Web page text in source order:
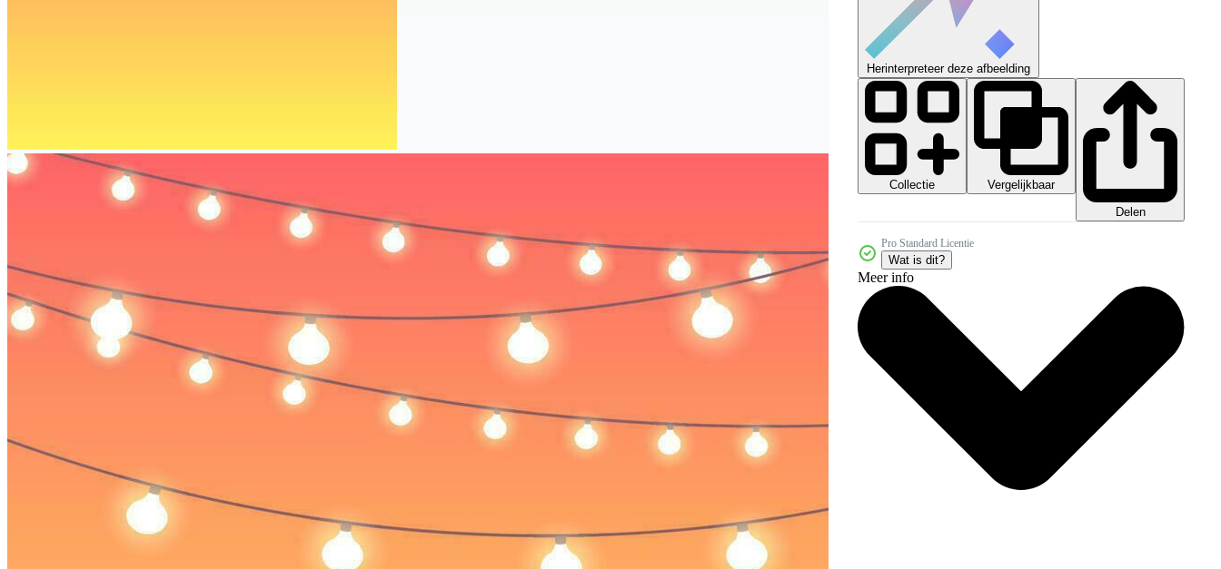
Herinterpreteer deze afbeelding
Collectie
Vergelijkbaar
Delen
Pro Standard Licentie
Wat is dit?
Meer info